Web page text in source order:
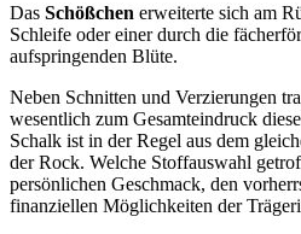
Das Schößchen erweiterte sich am
Schleife oder einer durch die
aufspringenden Blüte.
Neben Schnitten und Verzierungen
wesentlich zum Gesamteindruck
Schalk ist in der Regel aus dem
der Rock. Welche Stoffauswahl
persönlichen Geschmack, den
finanziellen Möglichkeiten der